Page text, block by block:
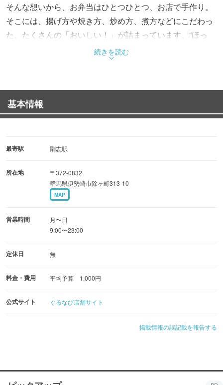
そんな想いから、お弁当はひとつひとつ、お店で手作り。
そこには、揚げ方や焼き方、炒め方、煮方などにこだわっ
た、たくさんの「おいしい！」が詰まっています。“ほっ
と”できるお弁当で、“もっと”お客様を笑顔にする。これか
らも、そんなお弁当をお届けします。
続きを読む
基本情報
最寄駅 剛志駅
所在地
〒372-0832
群馬県伊勢崎市除ヶ町313-10
MAP
営業時間
月〜日
9:00〜23:00
定休日 無
料金・費用 平均予算 1,000円
公式サイト ぐるなび店舗サイト
掲載情報の誤記載を報告する